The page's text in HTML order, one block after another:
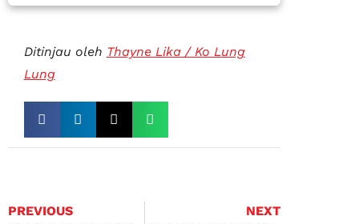
Ditinjau oleh Thayne Lika / Ko Lung
Lung
PREVIOUS NEXT